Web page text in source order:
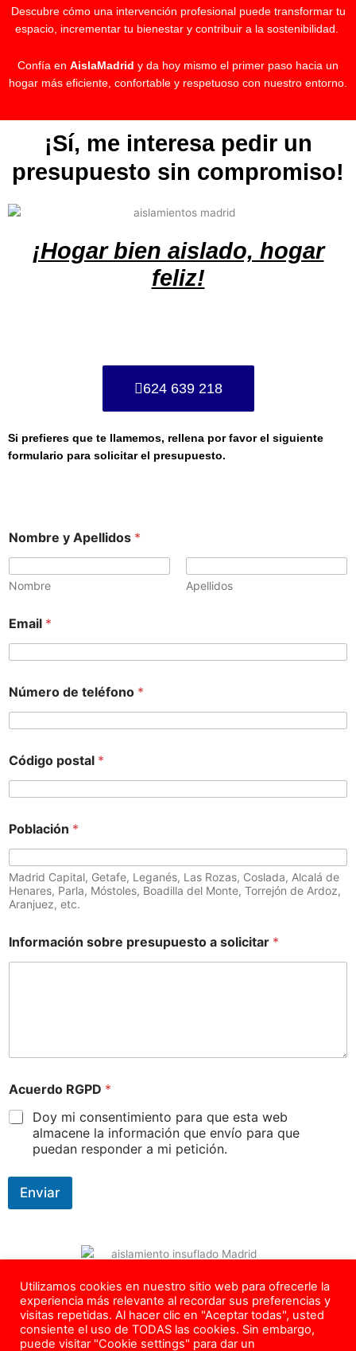
Descubre cómo una intervención profesional puede transformar tu
espacio, incrementar tu bienestar y contribuir a la sostenibilidad.
Confía en AislaMadrid y da hoy mismo el primer paso hacia un
hogar más eficiente, confortable y respetuoso con nuestro entorno.
¡Sí, me interesa pedir un
presupuesto sin compromiso!
¡Hogar bien aislado, hogar
feliz!
624 639 218
Si prefieres que te llamemos, rellena por favor el siguiente
formulario para solicitar el presupuesto.
Nombre y Apellidos *
Nombre Apellidos
Email *
Número de teléfono *
Código postal *
Población *
Madrid Capital, Getafe, Leganés, Las Rozas, Coslada, Alcalá de
Henares, Parla, Móstoles, Boadilla del Monte, Torrejón de Ardoz,
Aranjuez, etc.
Información sobre presupuesto a solicitar *
Acuerdo RGPD *
Doy mi consentimiento para que esta web
almacene la información que envío para que
puedan responder a mi petición.
Enviar
Copyright © 2026 – Todos los Derechos Reservados –
info@aislamadrid.com– Tel.624 639 218
Política de Privacidad– Política de Cookies–Aviso Legal
Utilizamos cookies en nuestro sitio web para ofrecerle la
experiencia más relevante al recordar sus preferencias y
visitas repetidas. Al hacer clic en "Aceptar todas", usted
consiente el uso de TODAS las cookies. Sin embargo,
puede visitar "Cookie settings" para dar un